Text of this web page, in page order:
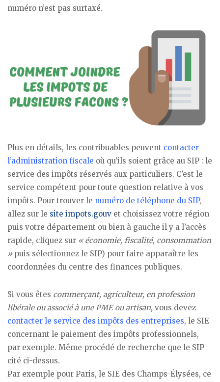
numéro n’est pas surtaxé.
Plus en détails, les contribuables peuvent contacter
l’administration fiscale où qu’ils soient grâce au SIP : le
service des impôts réservés aux particuliers. C’est le
service compétent pour toute question relative à vos
impôts. Pour trouver le numéro de téléphone du SIP,
allez sur le site impots.gouv et choisissez votre région
puis votre département ou bien à gauche il y a l’accès
rapide, cliquez sur « économie, fiscalité, consommation
»puis sélectionnez le SIP) pour faire apparaître les
coordonnées du centre des finances publiques.
Si vous êtes commerçant, agriculteur, en profession
libérale ou associé à une PME ou artisan, vous devez
contacter le service des impôts des entreprises, le SIE
concernant le paiement des impôts professionnels,
par exemple. Même procédé de recherche que le SIP
cité ci-dessus.
Par exemple pour Paris, le SIE des Champs-Élysées, ce